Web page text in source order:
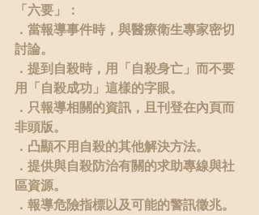
「六要」：
．當報導事件時，與醫療衛生專家密切
討論。
．提到自殺時，用「自殺身亡」而不要
用「自殺成功」這樣的字眼。
．只報導相關的資訊，且刊登在內頁而
非頭版。
．凸顯不用自殺的其他解決方法。
．提供與自殺防治有關的求助專線與社
區資源。
．報導危險指標以及可能的警訊徵兆。